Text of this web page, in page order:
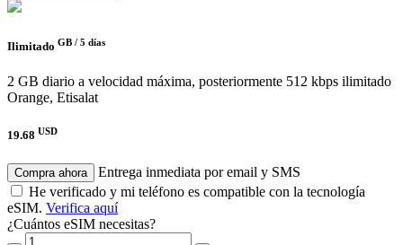
Ilimitado GB / 5 días
2 GB diario a velocidad máxima, posteriormente 512 kbps ilimitado
Orange, Etisalat
19.68 USD
Compra ahora
Entrega inmediata por email y SMS
He verificado y mi teléfono es compatible con la tecnología
eSIM. Verifica aquí
¿Cuántos eSIM necesitas?